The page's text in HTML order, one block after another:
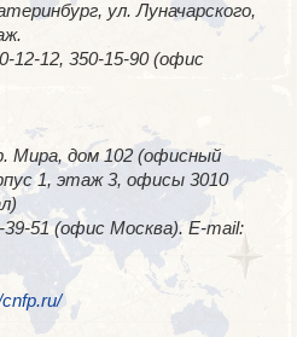
ул. Луначарского,
12-12, 350-15-90 (офис
Мира, дом 102 (офисный
1, этаж 3, офисы 3010
51 (офис Москва). E-mail: